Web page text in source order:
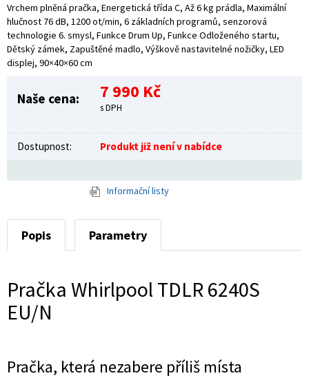
Vrchem plněná pračka, Energetická třída C, Až 6 kg prádla, Maximální
hlučnost 76 dB, 1200 ot/min, 6 základních programů, senzorová
technologie 6. smysl, Funkce Drum Up, Funkce Odloženého startu,
Dětský zámek, Zapuštěné madlo, Výškově nastavitelné nožičky, LED
displej, 90×40×60 cm
Naše cena: 7 990 Kč
s DPH
Dostupnost: Produkt již není v nabídce
Informační listy
Popis Parametry
Pračka Whirlpool TDLR 6240S
EU/N
Pračka, která nezabere příliš místa